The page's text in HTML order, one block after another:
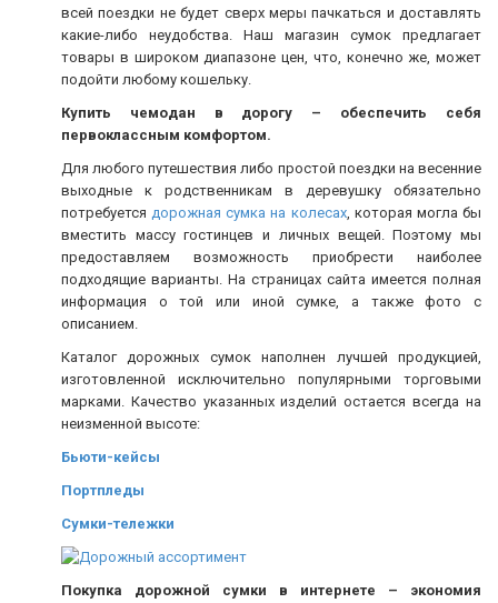
всей поездки не будет сверх меры пачкаться и доставлять
какие-либо неудобства. Наш магазин сумок предлагает
товары в широком диапазоне цен, что, конечно же, может
подойти любому кошельку.
Купить чемодан в дорогу – обеспечить себя
первоклассным комфортом.
Для любого путешествия либо простой поездки на весенние
выходные к родственникам в деревушку обязательно
потребуется дорожная сумка на колесах, которая могла бы
вместить массу гостинцев и личных вещей. Поэтому мы
предоставляем возможность приобрести наиболее
подходящие варианты. На страницах сайта имеется полная
информация о той или иной сумке, а также фото с
описанием.
Каталог дорожных сумок наполнен лучшей продукцией,
изготовленной исключительно популярными торговыми
марками. Качество указанных изделий остается всегда на
неизменной высоте:
Бьюти-кейсы
Портпледы
Сумки-тележки
Покупка дорожной сумки в интернете – экономия